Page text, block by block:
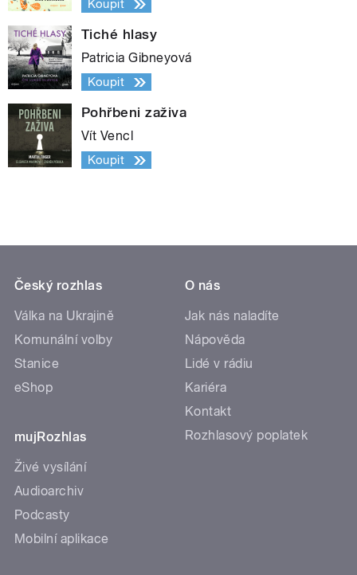
Koupit
Tiché hlasy
Patricia Gibneyová
Koupit
Pohřbeni zaživa
Vít Vencl
Koupit
Český rozhlas
Válka na Ukrajině
Komunální volby
Stanice
eShop
mujRozhlas
Živé vysílání
Audioarchiv
Podcasty
Mobilní aplikace
O nás
Jak nás naladíte
Nápověda
Lidé v rádiu
Kariéra
Kontakt
Rozhlasový poplatek